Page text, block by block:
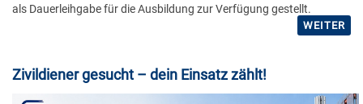
als Dauerleihgabe für die Ausbildung zur Verfügung gestellt.
WEITER
Zivildiener gesucht – dein Einsatz zählt!